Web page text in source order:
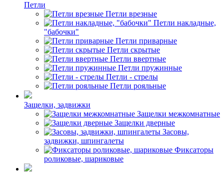
Петли
Петли врезные
Петли накладные,
"бабочки"
Петли приварные
Петли скрытые
Петли ввертные
Петли пружинные
Петли - стрелы
Петли рояльные
Защелки, задвижки
Защелки межкомнатные
Защелки дверные
Засовы,
задвижки, шпингалеты
Фиксаторы
роликовые, шариковые